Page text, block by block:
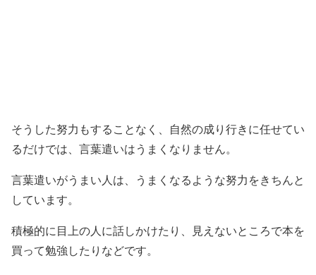
そうした努力もすることなく、自然の成り行きに任せてい
るだけでは、言葉遣いはうまくなりません。
言葉遣いがうまい人は、うまくなるような努力をきちんと
しています。
積極的に目上の人に話しかけたり、見えないところで本を
買って勉強したりなどです。